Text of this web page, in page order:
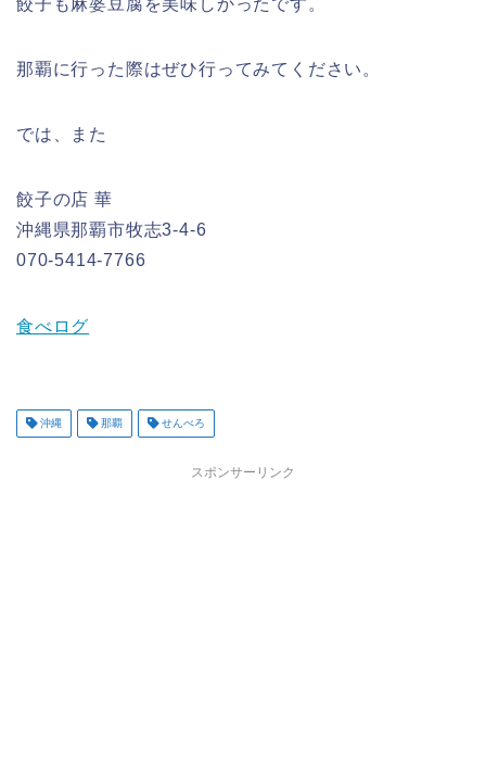
那覇に行った際はぜひ行ってみてください。
では、また
餃子の店 華
沖縄県那覇市牧志3-4-6
070-5414-7766
食べログ
沖縄 那覇 せんべろ
スポンサーリンク